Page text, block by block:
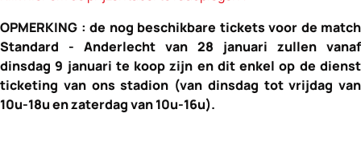
OPMERKING : de nog beschikbare tickets voor de match
Standard - Anderlecht van 28 januari zullen vanaf
dinsdag 9 januari te koop zijn en dit enkel op de dienst
ticketing van ons stadion (van dinsdag tot vrijdag van
10u-18u en zaterdag van 10u-16u).